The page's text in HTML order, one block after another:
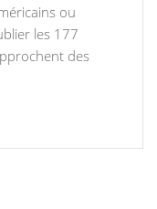
ou
les 177
des